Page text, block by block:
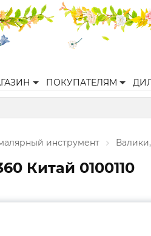
ПОКУПАТЕЛЯМ
инструмент
Китай 0100110